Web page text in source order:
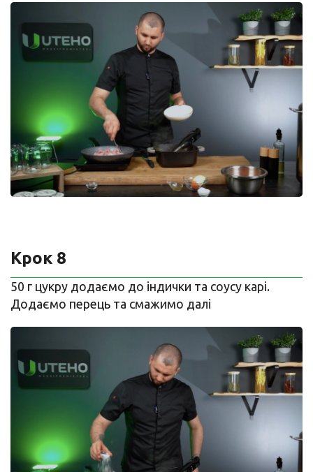
Крок 8
50 г цукру додаємо до індички та соусу карі.
Додаємо перець та смажимо далі